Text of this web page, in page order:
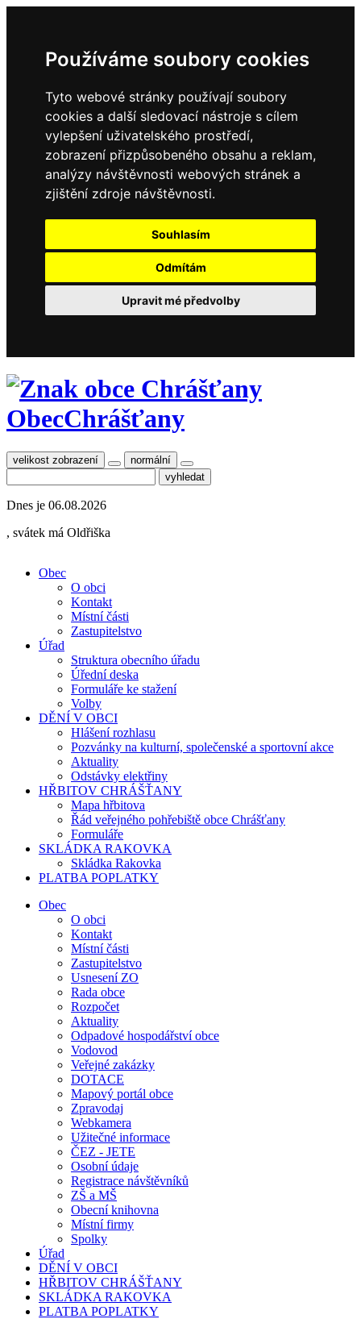
Používáme soubory cookies
Tyto webové stránky používají soubory
cookies a další sledovací nástroje s cílem
vylepšení uživatelského prostředí,
zobrazení přizpůsobeného obsahu a reklam,
analýzy návštěvnosti webových stránek a
zjištění zdroje návštěvnosti.
Souhlasím
Odmítám
Upravit mé předvolby
ObecChrášťany
velikost zobrazení normální
Dnes je 06.08.2026
, svátek má Oldřiška
Obec
O obci
Kontakt
Místní části
Zastupitelstvo
Úřad
Struktura obecního úřadu
Úřední deska
Formuláře ke stažení
Volby
DĚNÍ V OBCI
Hlášení rozhlasu
Pozvánky na kulturní, společenské a sportovní akce
Aktuality
Odstávky elektřiny
HŘBITOV CHRÁŠŤANY
Mapa hřbitova
Řád veřejného pohřebiště obce Chrášťany
Formuláře
SKLÁDKA RAKOVKA
Skládka Rakovka
PLATBA POPLATKY
Obec
O obci
Kontakt
Místní části
Zastupitelstvo
Usnesení ZO
Rada obce
Rozpočet
Aktuality
Odpadové hospodářství obce
Vodovod
Veřejné zakázky
DOTACE
Mapový portál obce
Zpravodaj
Webkamera
Užitečné informace
ČEZ - JETE
Osobní údaje
Registrace návštěvníků
ZŠ a MŠ
Obecní knihovna
Místní firmy
Spolky
Úřad
DĚNÍ V OBCI
HŘBITOV CHRÁŠŤANY
SKLÁDKA RAKOVKA
PLATBA POPLATKY